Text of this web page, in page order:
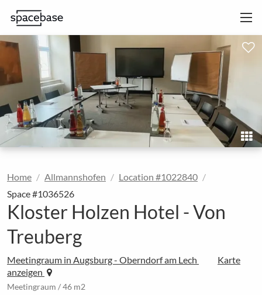
Home Allmannshofen
Location #1022840
Space #1036526
Kloster Holzen Hotel - Von
Treuberg
Meetingraum in Augsburg - Oberndorf am Lech
Karte
anzeigen
Meetingraum / 46 m2